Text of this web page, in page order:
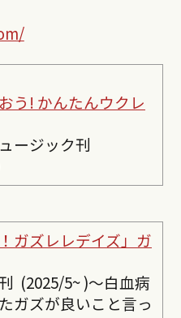
う! かんたんウクレ
ージック刊
ガズレレデイズ」ガ
(2025/5~ )〜白血病
ガズが良いこと言っ